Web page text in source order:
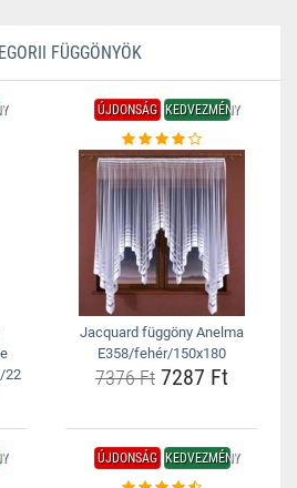
FÜGGÖNYÖK
22
ÚJDONSÁG KEDVEZMÉNY
Jacquard függöny Anelma
E358/fehér/150x180
7376 Ft 7287 Ft
ÚJDONSÁG KEDVEZMÉNY